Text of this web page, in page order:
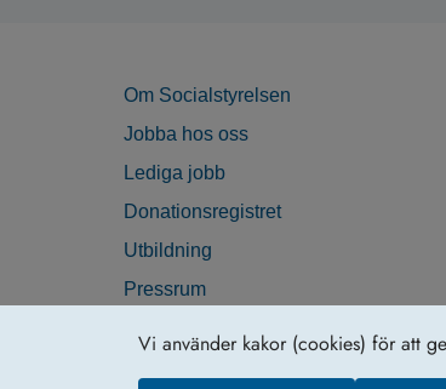
Vi använder kakor (cookies) för att
Om Socialstyrelsen
Jobba hos oss
Lediga jobb
Donationsregistret
Utbildning
Pressrum